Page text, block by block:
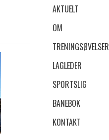
AKTUELT
OM
TRENINGSØVELSER
LAGLEDER
SPORTSLIG
BANEBOK
KONTAKT